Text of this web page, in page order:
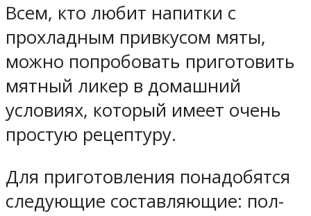
Всем, кто любит напитки с
прохладным привкусом мяты,
можно попробовать приготовить
мятный ликер в домашний
условиях, который имеет очень
простую рецептуру.
Для приготовления понадобятся
следующие составляющие: пол-